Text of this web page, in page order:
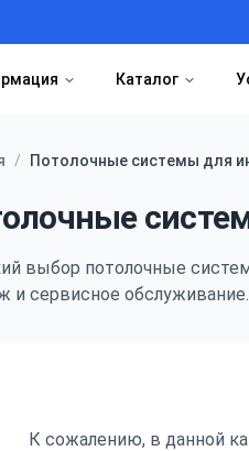
Каталог
/ Потолочные системы для
выбор потолочные
и сервисное обслуживание.
К сожалению, в данной